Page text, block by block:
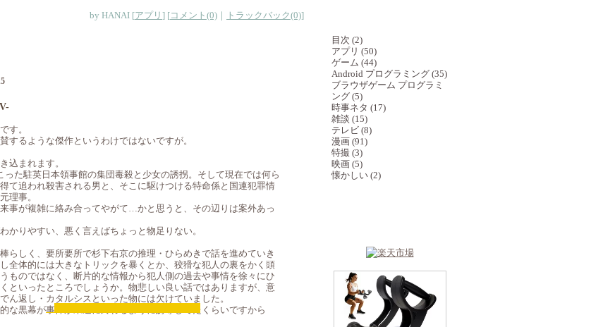
by HANAI [アプリ ] [コメント(0) ｜ トラックバック(0)]
す。
するような傑作というわけではないですが。
込まれます。
った駐英日本領事館の集団毒殺と少女の誘拐。そして現在では何ら
て追われ殺害される男と、そこに駆けつける特命係と国連犯罪情
理事。
事が複雑に絡み合ってやがて…かと思うと、その辺りは案外あっ
かりやすい、悪く言えばちょっと物足りない。
らしく、要所要所で杉下右京の推理・ひらめきで話を進めていき
全体的には大きなトリックを暴くとか、狡猾な犯人の裏をかく頭
ものではなく、断片的な情報から犯人側の過去や事情を徐々にひ
といったところでしょうか。物悲しい良い話ではありますが、意
ん返し・カタルシスといった物には欠けていました。
な黒幕が事件が未遂に終わるように誘導してた くらいですから
目次 (2)
アプリ (50)
ゲーム (44)
Android プログラミング (35)
ブラウザゲーム プログラミ
ング (5)
時事ネタ (17)
雑談 (15)
テレビ (8)
漫画 (91)
特撮 (3)
映画 (5)
懐かしい (2)